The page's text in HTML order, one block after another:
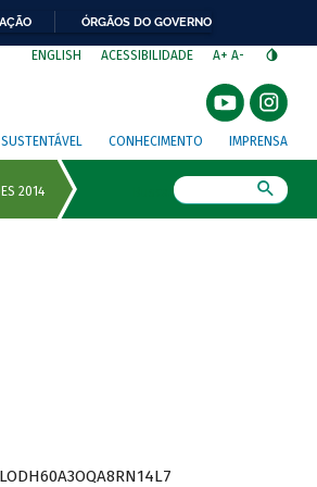
ÓRGÃOS DO GOVERNO
ENGLISH ACESSIBILIDADE A+ A-
CONHECIMENTO IMPRENSA